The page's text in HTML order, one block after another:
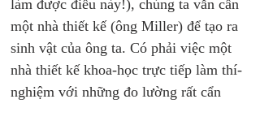
làm được điều này!), chúng ta vẫn cần
một nhà thiết kế (ông Miller) để tạo ra
sinh vật của ông ta. Có phải việc một
nhà thiết kế khoa-học trực tiếp làm thí-
nghiệm với những đo lường rất cẩn